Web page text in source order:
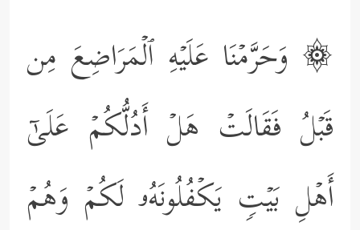
۞ وَحَرَّمۡنَا عَلَیۡهِ ٱلۡمَرَاضِعَ مِن
قَبۡلُ فَقَالَتۡ هَلۡ أَدُلُّكُمۡ عَلَىٰۤ
أَهۡلِ بَیۡتࣲ یَكۡفُلُونَهُۥ لَكُمۡ وَهُمۡ